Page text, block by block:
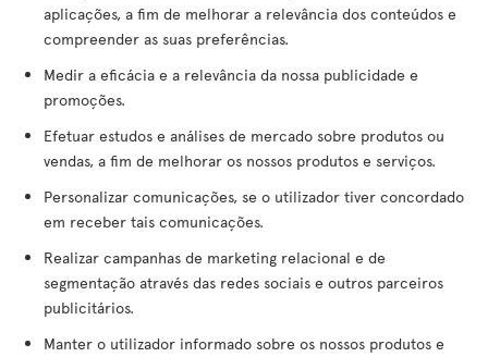
aplicações, a fim de melhorar a relevância dos conteúdos e
compreender as suas preferências.
Medir a eficácia e a relevância da nossa publicidade e
promoções.
Efetuar estudos e análises de mercado sobre produtos ou
vendas, a fim de melhorar os nossos produtos e serviços.
Personalizar comunicações, se o utilizador tiver concordado
em receber tais comunicações.
Realizar campanhas de marketing relacional e de
segmentação através das redes sociais e outros parceiros
publicitários.
Manter o utilizador informado sobre os nossos produtos e